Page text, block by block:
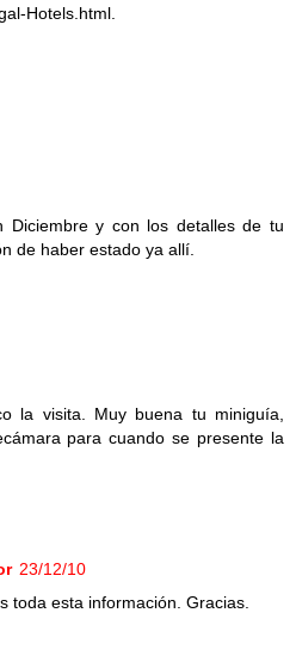
Hotels.html.
Diciembre y con los detalles de tu
de haber estado ya allí.
la visita. Muy buena tu miniguía,
para cuando se presente la
23/12/10
toda esta información. Gracias.